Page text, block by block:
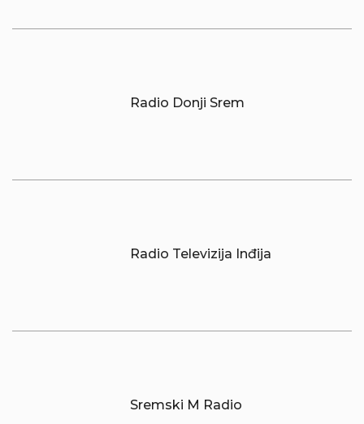
Radio Donji Srem
Radio Televizija Inđija
Sremski M Radio